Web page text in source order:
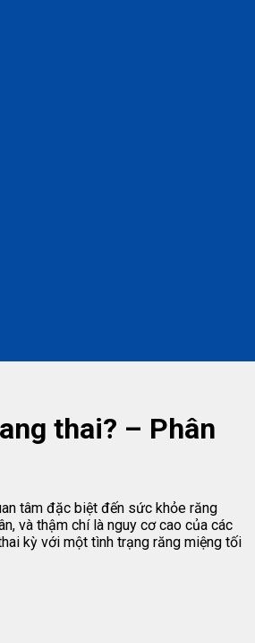
thai? – Phân
tâm đặc biệt đến sức khỏe răng
và thậm chí là nguy cơ cao của các
kỳ với một tình trạng răng miệng tối